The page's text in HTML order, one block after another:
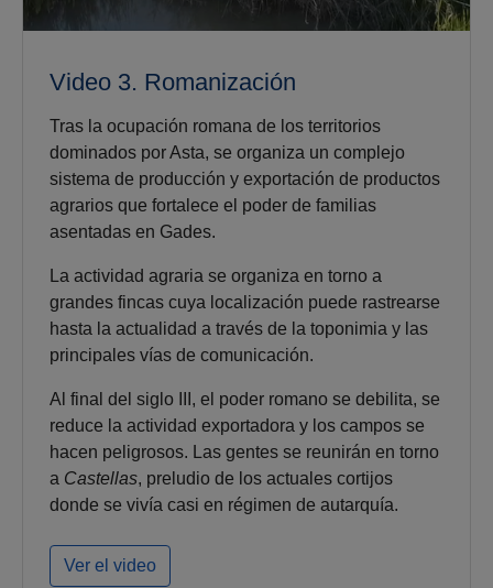
Video 3. Romanización
Tras la ocupación romana de los territorios
dominados por Asta, se organiza un complejo
sistema de producción y exportación de productos
agrarios que fortalece el poder de familias
asentadas en Gades.
La actividad agraria se organiza en torno a
grandes fincas cuya localización puede rastrearse
hasta la actualidad a través de la toponimia y las
principales vías de comunicación.
Al final del siglo III, el poder romano se debilita, se
reduce la actividad exportadora y los campos se
hacen peligrosos. Las gentes se reunirán en torno
a Castellas, preludio de los actuales cortijos
donde se vivía casi en régimen de autarquía.
Ver el video